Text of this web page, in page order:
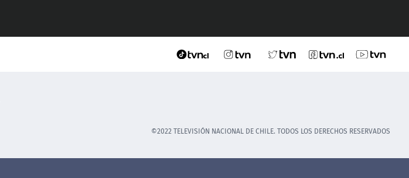
©2022 TELEVISIÓN NACIONAL DE CHILE. TODOS LOS DERECHOS RESERVADOS